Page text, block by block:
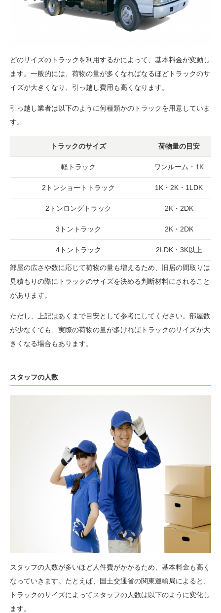
どのサイズのトラックを利用するかによって、基本料金が変動し
ます。一般的には、荷物の量が多くなればなるほどトラックのサ
イズが大きくなり、引っ越し費用も高くなります。
引っ越し業者は以下のように何種類かのトラックを用意していま
す。
トラックのサイズ 荷物量の目安
軽トラック ワンルーム・1K
2トンショートトラック 1K・2K・1LDK
2トンロングトラック 2K・2DK
3トントラック 2K・2DK
4トントラック 2LDK・3K以上
部屋の広さや数に応じて荷物の量も増えるため、旧居の間取りは
見積もりの際にトラックのサイズを決める判断材料にされること
があります。
ただし、上記はあくまで目安として参考にしてください。部屋数
が少なくても、実際の荷物の量が多ければトラックのサイズが大
きくなる場合もあります。
スタッフの人数
スタッフの人数が多いほど人件費がかかるため、基本料金も高く
なっていきます。たとえば、国土交通省の関東運輸局によると、
トラックのサイズによってスタッフの人数は以下のように変化し
ます。